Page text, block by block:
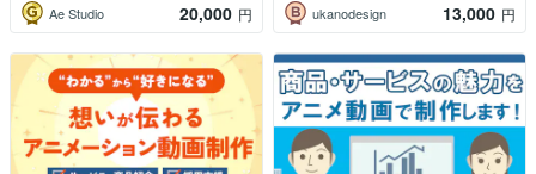
Ae Studio 20,000 円 ukanodesign 13,000 円